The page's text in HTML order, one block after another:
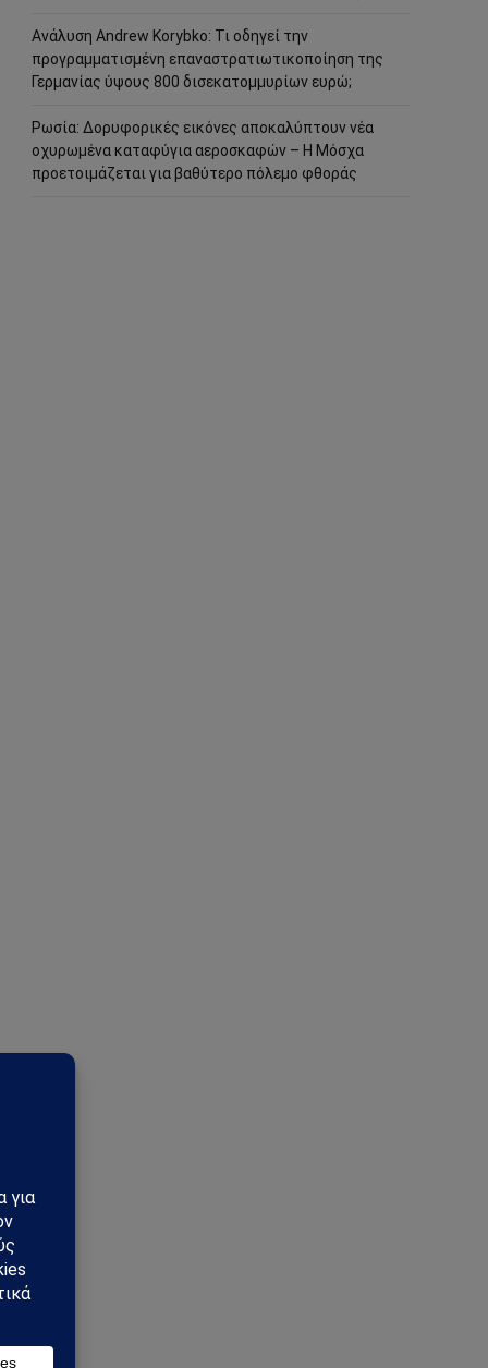
Ανάλυση Andrew Korybko: Τι οδηγεί την
προγραμματισμένη επαναστρατιωτικοποίηση της
Γερμανίας ύψους 800 δισεκατομμυρίων ευρώ;
Ρωσία: Δορυφορικές εικόνες αποκαλύπτουν νέα
οχυρωμένα καταφύγια αεροσκαφών – Η Μόσχα
προετοιμάζεται για βαθύτερο πόλεμο φθοράς